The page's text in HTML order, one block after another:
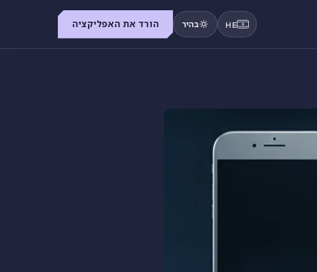
HE בהיר הורד את האפליקציה